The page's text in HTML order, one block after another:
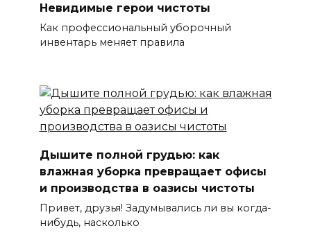
Невидимые герои чистоты
Как профессиональный уборочный
инвентарь меняет правила
Дышите полной грудью: как
влажная уборка превращает офисы
и производства в оазисы чистоты
Привет, друзья! Задумывались ли вы когда-
нибудь, насколько